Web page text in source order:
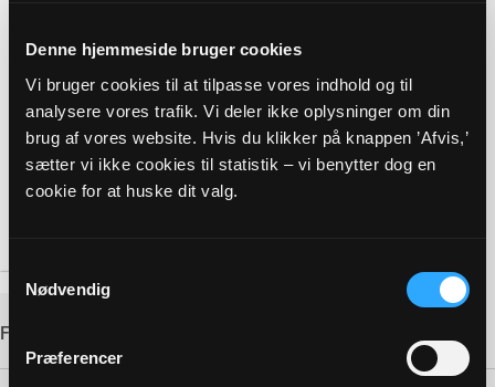
Denne hjemmeside bruger cookies
Vi bruger cookies til at tilpasse vores indhold og til
analysere vores trafik. Vi deler ikke oplysninger om din
brug af vores website. Hvis du klikker på knappen ’Afvis,’
sætter vi ikke cookies til statistik – vi benytter dog en
cookie for at huske dit valg.
Samtykkevalg
Nødvendig
Præferencer
FILINFORMATION